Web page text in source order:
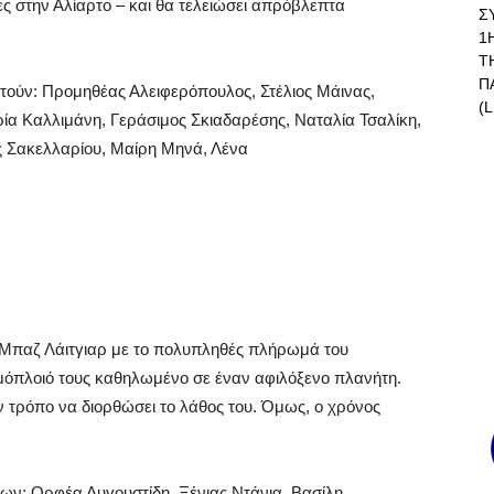
στην Αλίαρτο – και θα τελειώσει απρόβλεπτα
Προμηθέας Αλειφερόπουλος, Στέλιος Μάινας,
Καλλιμάνη, Γεράσιμος Σκιαδαρέσης, Ναταλία Τσαλίκη,
Σακελλαρίου, Μαίρη Μηνά, Λένα
Μπαζ Λάιτγιαρ με το πολυπληθές πλήρωμά του
τους καθηλωμένο σε έναν αφιλόξενο πλανήτη.
να διορθώσει το λάθος του. Όμως, ο χρόνος